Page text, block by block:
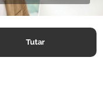
Tutar